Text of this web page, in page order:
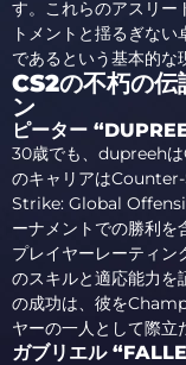
す。これらのアスリー
トメントと揺るぎな
であるという基本的な
CS2の不朽の伝
ン
ピーター
30歳でも、dupreehは
のキャリアは
Strike: Global
ーナメントでの勝利を
プレイヤーレーティン
のスキルと適応能力を
の成功は、彼を
ヤーの一人として際立
ガブリエル